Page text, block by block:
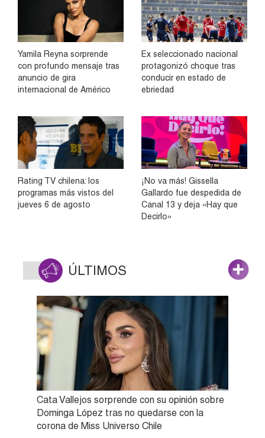
Yamila Reyna sorprende
con profundo mensaje tras
anuncio de gira
internacional de Américo
Ex seleccionado nacional
protagonizó choque tras
conducir en estado de
ebriedad
Rating TV chilena: los
programas más vistos del
jueves 6 de agosto
¡No va más! Gissella
Gallardo fue despedida de
Canal 13 y deja «Hay que
Decirlo»
ÚLTIMOS
Cata Vallejos sorprende con su opinión sobre
Dominga López tras no quedarse con la
corona de Miss Universo Chile